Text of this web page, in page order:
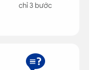
chỉ 3 bước